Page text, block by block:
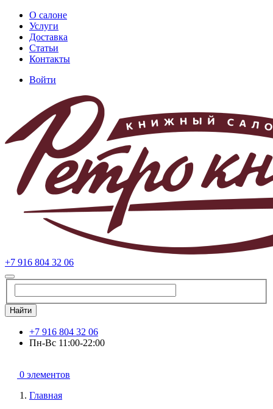
Перейти
основному
содержанию
Основная
навигация
О салоне
Услуги
Доставка
Статьи
Контакты
учётной
записи
пользователя
Войти
+7 916 804 32 06
Найти
+7 916 804 32 06
Пн-Вс 11:00-22:00
0 элементов
Главная